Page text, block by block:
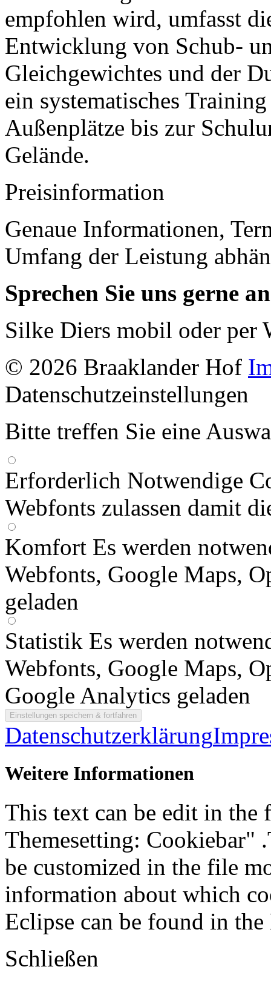
empfohlen wird, umfasst
Entwicklung von Schub-
Gleichgewichtes und der
ein systematisches
Außenplätze bis zur
Gelände.
Preisinformation
Genaue Informationen,
Umfang der Leistung
Sprechen Sie uns gerne
Silke Diers mobil oder per
© 2026 Braaklander Hof
Datenschutzeinstellungen
Bitte treffen Sie eine
Erforderlich Notwendige
Webfonts zulassen damit
Komfort Es werden
Webfonts, Google Maps,
geladen
Statistik Es werden
Webfonts, Google Maps,
Google Analytics geladen
Datenschutzerklärung
Weitere Informationen
This text can be edit in the
Themesetting: Cookiebar"
be customized in the file
information about which
Eclipse can be found in
Schließen